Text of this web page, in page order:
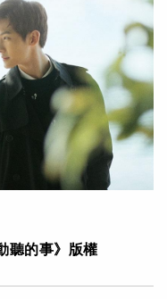
聽的事》版權